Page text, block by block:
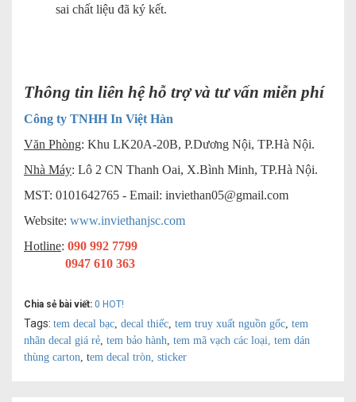
sai chất liệu đã ký kết.
Thông tin liên hệ hỗ trợ và tư vấn miễn phí
Công ty TNHH In Việt Hàn
Văn Phòng: Khu LK20A-20B, P.Dương Nội, TP.Hà Nội.
Nhà Máy: Lô 2 CN Thanh Oai, X.Bình Minh, TP.Hà Nội.
MST: 0101642765 - Email: inviethan05@gmail.com
Website: www.inviethanjsc.com
Hotline: 090 992 7799
0947 610 363
Chia sẻ bài viết: 0 HOT!
Tags: tem decal bạc, decal thiếc, tem truy xuất nguồn gốc, tem
nhãn decal giá rẻ, tem bảo hành, tem mã vạch các loại, tem dán
thùng carton, tem decal tròn, sticker